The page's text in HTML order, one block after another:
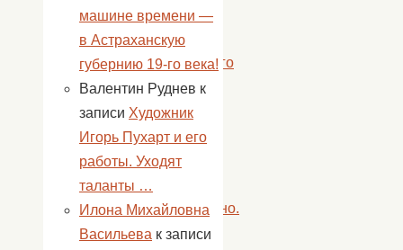
в
клубе
выходного
дня
«БЭМС»
прошел
ярко
динамично.
»
машине времени —
в Астраханскую
губернию 19-го века!
Валентин Руднев к
записи Художник
Игорь Пухарт и его
работы. Уходят
таланты …
Илона Михайловна
Васильева к записи